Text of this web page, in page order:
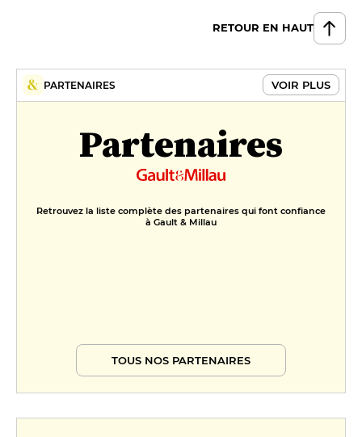
RETOUR EN HAUT
PARTENAIRES VOIR PLUS
Partenaires
Retrouvez la liste complète des partenaires qui font confiance
à Gault & Millau
TOUS NOS PARTENAIRES